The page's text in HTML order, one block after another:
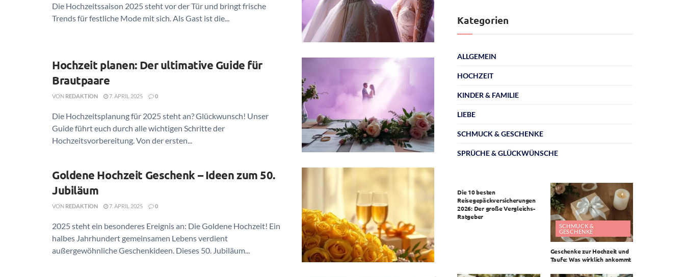
Die Hochzeitssaison 2025 steht vor der Tür und bringt frische
Trends für festliche Mode mit sich. Als Gast ist die...
Hochzeit planen: Der ultimative Guide für
Brautpaare
VON REDAKTION 7. APRIL 2025 0
Die Hochzeitsplanung für 2025 steht an? Glückwunsch! Unser
Guide führt euch durch alle wichtigen Schritte der
Hochzeitsvorbereitung. Von der ersten...
Goldene Hochzeit Geschenk – Ideen zum 50.
Jubiläum
VON REDAKTION 7. APRIL 2025 0
2025 steht ein besonderes Ereignis an: Die Goldene Hochzeit! Ein
halbes Jahrhundert gemeinsamen Lebens verdient
außergewöhnliche Geschenkideen. Dieses 50. Jubiläum...
Kategorien
ALLGEMEIN
HOCHZEIT
KINDER & FAMILIE
LIEBE
SCHMUCK & GESCHENKE
SPRÜCHE & GLÜCKWÜNSCHE
Die 10 besten
Reisegepäckversicherungen
2026: Der große Vergleichs-
Ratgeber
SCHMUCK &
GESCHENKE
Geschenke zur Hochzeit und
Taufe: Was wirklich ankommt